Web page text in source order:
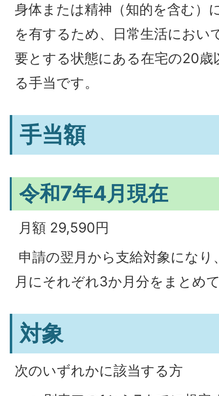
身体または精神（知的を含む）
を有するため、日常生活におい
要とする状態にある在宅の20歳
る手当です。
手当額
令和7年4月現在
月額 29,590円
申請の翌月から支給対象になり
月にそれぞれ3か月分をまとめ
対象
次のいずれかに該当する方